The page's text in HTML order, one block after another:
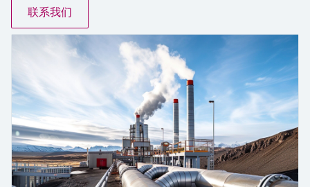
光学分析
软件
产品工具
measurement
选购全部
Conductive level measurement
Float switch level measurement
放射线物位测量
阻旋料位开关
伺服液位测量
全自动水质采样仪
TOC、COD和SAC分析仪
ORP电极和变送器
污泥界面传感器和变送器
营养盐分析仪和传感器
温度开关
线缆式温度计
多点温度计
选购全部
能量管理仪和应用管理仪
选购全部
空气质量测量装置
视距测量仪
超高探测器
选购全部
Netilion Device Viewer
Netilion Water
电力与能源
采矿、矿物加工及冶金：打造可持
公用工程：可靠使用蒸汽
所有行业的关注焦点
的指导课程与资源，随时随地提升技能。
活动和培训
根据需要，从培训、研讨会、展会、峰会或
在线研讨会等各种活动中灵活选择。
您的Endress+Hauser职业生涯
文化与价值观
关联公司
Endress+Hauser SICK
Endress+Hauser Technology China
查找市场活动及培训
Job opportunities at
Endress+Hauser SICK
联系我们